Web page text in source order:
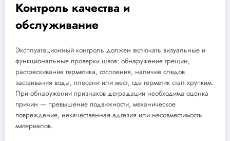
Контроль качества и
обслуживание
Эксплуатационный контроль должен включать визуальные и
функциональные проверки швов: обнаружение трещин,
растрескивание герметика, отслоения, наличие следов
застаивания воды, плесени или мест, где герметик стал хрупким.
При обнаружении признаков деградации необходима оценка
причин — превышение подвижности, механическое
повреждение, некачественная адгезия или несовместимость
материалов.